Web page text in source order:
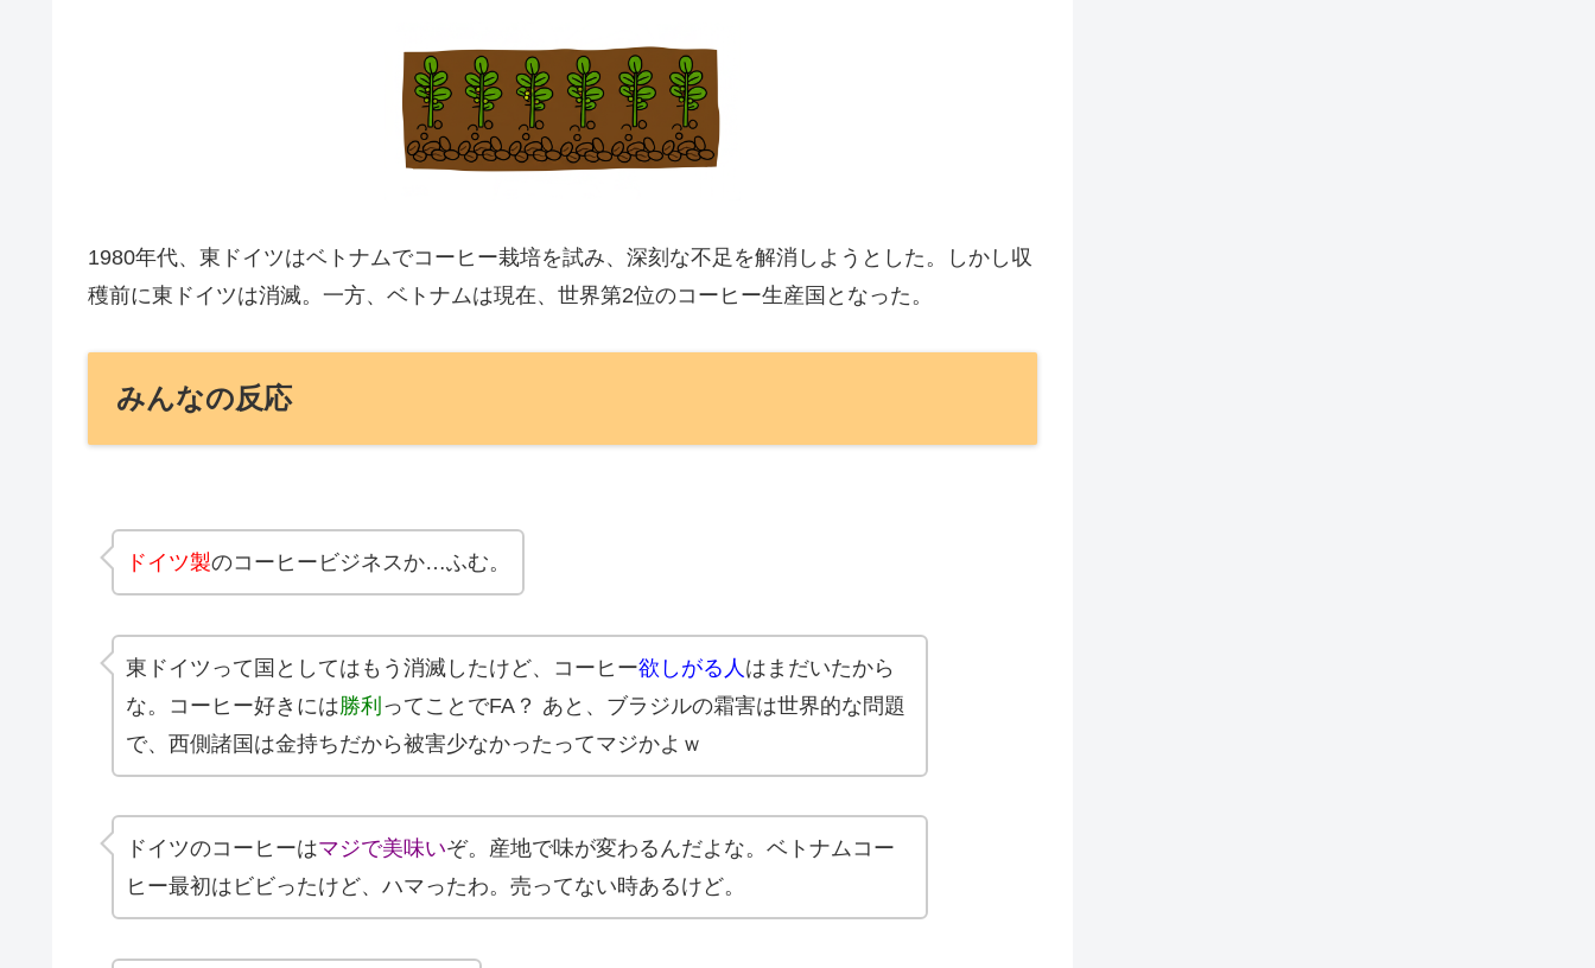
1980年代、東ドイツはベトナムでコーヒー栽培を試み、深刻な不足を解消しようとした。しかし収
穫前に東ドイツは消滅。一方、ベトナムは現在、世界第2位のコーヒー生産国となった。
みんなの反応
ドイツ製のコーヒービジネスか…ふむ。
東ドイツって国としてはもう消滅したけど、コーヒー欲しがる人 はまだいたから
な。コーヒー好きには勝利 ってことでFA？ あと、ブラジルの霜害は世界的な問題
で、西側諸国は金持ちだから被害少なかったってマジかよｗ
ドイツのコーヒーはマジで美味いぞ。産地で味が変わるんだよな。ベトナムコー
ヒー最初はビビったけど、ハマったわ。売ってない時あるけど。